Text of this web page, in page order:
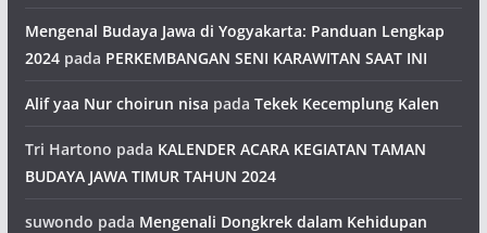
Mengenal Budaya Jawa di Yogyakarta: Panduan Lengkap
2024pada PERKEMBANGAN SENI KARAWITAN SAAT INI
Alif yaa Nur choirun nisa pada Tekek Kecemplung Kalen
Tri Hartono pada KALENDER ACARA KEGIATAN TAMAN
BUDAYA JAWA TIMUR TAHUN 2024
suwondo pada Mengenali Dongkrek dalam Kehidupan